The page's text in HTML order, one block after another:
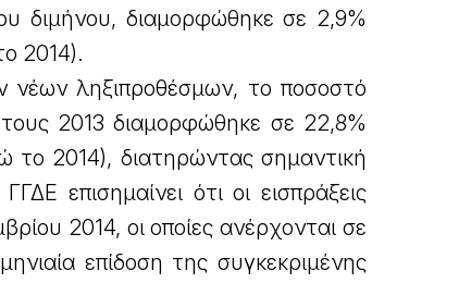
διμήνου, διαμορφώθηκε σε 2,9%
2014).
νέων ληξιπροθέσμων, το ποσοστό
2013 διαμορφώθηκε σε 22,8%
το 2014), διατηρώντας σημαντική
επισημαίνει ότι οι εισπράξεις
2014, οι οποίες ανέρχονται σε
επίδοση της συγκεκριμένης